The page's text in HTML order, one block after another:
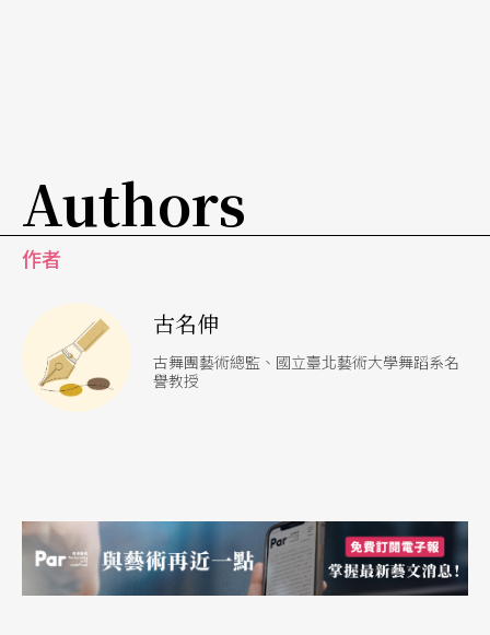
Authors
作者
古名伸
古舞團藝術總監、國立臺北藝術大學舞蹈系名
譽教授